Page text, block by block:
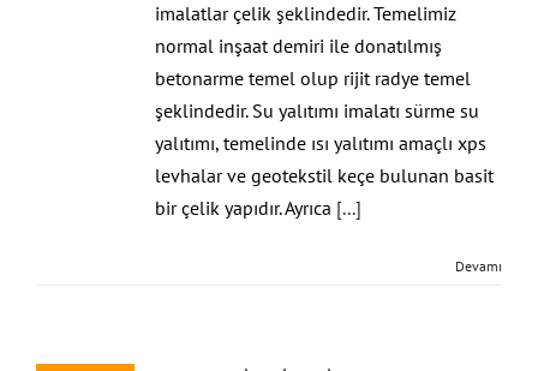
imalatlar çelik şeklindedir. Temelimiz
normal inşaat demiri ile donatılmış
betonarme temel olup rijit radye temel
şeklindedir. Su yalıtımı imalatı sürme su
yalıtımı, temelinde ısı yalıtımı amaçlı xps
levhalar ve geotekstil keçe bulunan basit
bir çelik yapıdır. Ayrıca [...]
Devamı